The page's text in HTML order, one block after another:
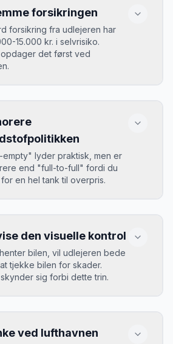
30-50% mere, og de bedste
erfaring
2024 så jeg priserne i
stige fra 189 kr/dag til 349
på bare 2 uger. Book tidligt!
forsikringen
forsikring fra udlejeren har
15.000 kr. i selvrisiko.
det først ved
en mindre skade kan du blive
tusindvis af kroner.
med fuld kaskoforsikring uden
erfaring September 2023
bule i døren kostede mig 8.000
Siden har jeg altid
empty" lyder praktisk, men er
end "full-to-full" fordi du
en hel tank til overpris.
20-30% mere for brændstof,
tager høje benzinpriser.
den visuelle kontrol
bilen, vil udlejeren bede
tjekke bilen for skader.
sig forbi dette trin.
blive opkrævet for skader, der
du fik bilen.
ved lufthavnen